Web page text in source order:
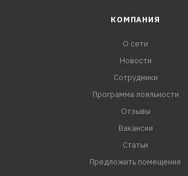
КОМПАНИЯ
О сети
Новости
Сотрудники
Программа лояльности
Отзывы
Вакансии
Статьи
Предложить помещение